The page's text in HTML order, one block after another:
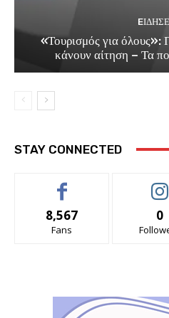
«Τουρισμός για
κάνουν αίτηση – Τα
STAY CONNECTED
8,567
Fans
0